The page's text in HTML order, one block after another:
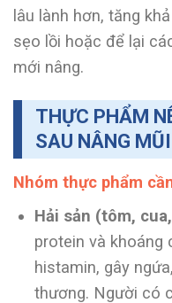
lâu lành hơn, tăng
sẹo lồi hoặc để lại
mới nâng.
THỰC PHẨM
SAU NÂNG MŨI
Nhóm thực phẩm
Hải sản (tôm,
protein và khoáng
histamin, gây
thương. Người có